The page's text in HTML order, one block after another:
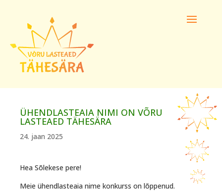
ÜHENDLASTEAIA NIMI ON VÕRU
LASTEAED TÄHESÄRA
24. jaan 2025
Hea Sõlekese pere!
Meie ühendlasteaia nime konkurss on lõppenud.